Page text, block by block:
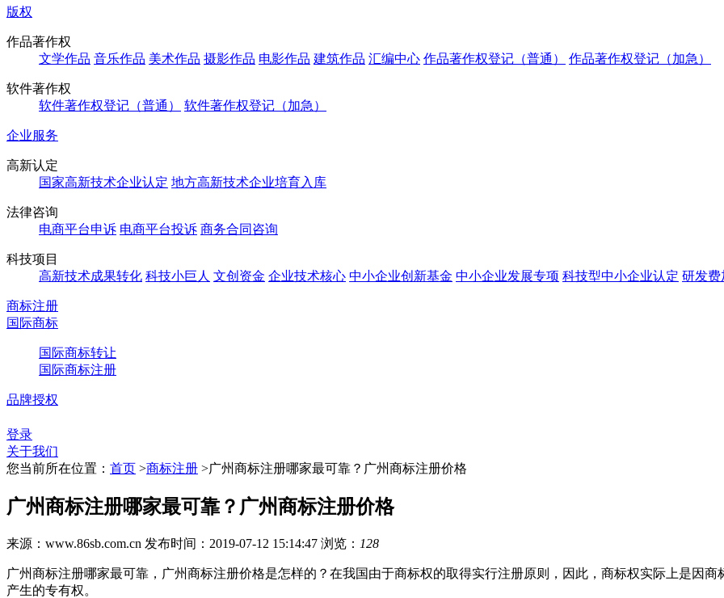
版权
作品著作权
文学作品 音乐作品 美术作品 摄影作品 电影作品 建筑作品 汇编中心 作品著作权登记（普通） 作品著作权登记（加急）
软件著作权
软件著作权登记（普通）
软件著作权登记（加急）
企业服务
高新认定
国家高新技术企业认定 地方高新技术企业培育入库
法律咨询
电商平台申诉 电商平台投诉 商务合同咨询
科技项目
高新技术成果转化 科技小巨人 文创资金 企业技术核心 中小企业创新基金 中小企业发展专项 科技型中小企业认定 研发费
商标注册
国际商标
国际商标转让
国际商标注册
品牌授权
登录
关于我们
您当前所在位置： 首页 >商标注册 >广州商标注册哪家最可靠？广州商标注册价格
广州商标注册哪家最可靠？广州商标注册价格
来源：www.86sb.com.cn 发布时间：2019-07-12 15:14:47 浏览： 128
广州商标注册哪家最可靠，广州商标注册价格是怎样的？在我国由于商标权的取得实行注册原则，因此，商标权实际上是因
产生的专有权。